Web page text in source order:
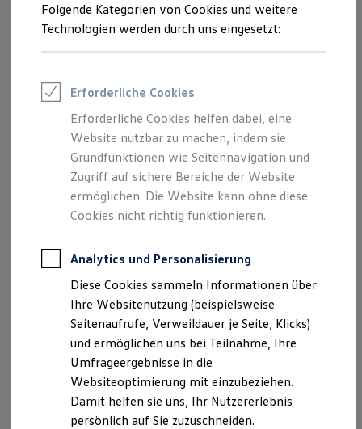
Saisonangebote
Reifenpakete
Leasing
Leasing-Angebote
Elektroauto Leasing
Kleinwagen-Leasing
Leasing ohne Anzahlung
Finanzierung
Autokredit mit Schlussrate
Versicherungen und Garantien
Kfz-Versicherung
Restschuldversicherungen
Garantien
Professional Class bei Volkswagen
Behörden
Direktkunden
Sonderfahrzeuge
Anpfiff zum Gewinn
Elektromobilität
Elektroautos
ID. Tutorials
Elektrofahrzeugkonzepte
ID. EVERY1
Reichweite
Folgende Kategorien von Cookies und weitere
Technologien werden durch uns eingesetzt:
Erforderliche Cookies
Erforderliche Cookies helfen dabei, eine
Website nutzbar zu machen, indem sie
Grundfunktionen wie Seitennavigation und
Zugriff auf sichere Bereiche der Website
ermöglichen. Die Website kann ohne diese
Cookies nicht richtig funktionieren.
Analytics und Personalisierung
Diese Cookies sammeln Informationen über
Ihre Websitenutzung (beispielsweise
Seitenaufrufe, Verweildauer je Seite, Klicks)
und ermöglichen uns bei Teilnahme, Ihre
Umfrageergebnisse in die
Websiteoptimierung mit einzubeziehen.
Damit helfen sie uns, Ihr Nutzererlebnis
persönlich auf Sie zuzuschneiden.